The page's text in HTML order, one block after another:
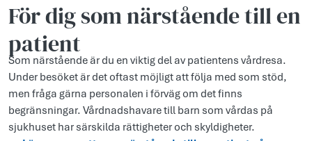
För dig som närstående till en
patient
Som närstående är du en viktig del av patientens vårdresa.
Under besöket är det oftast möjligt att följa med som stöd,
men fråga gärna personalen i förväg om det finns
begränsningar. Vårdnadshavare till barn som vårdas på
sjukhuset har särskilda rättigheter och skyldigheter.